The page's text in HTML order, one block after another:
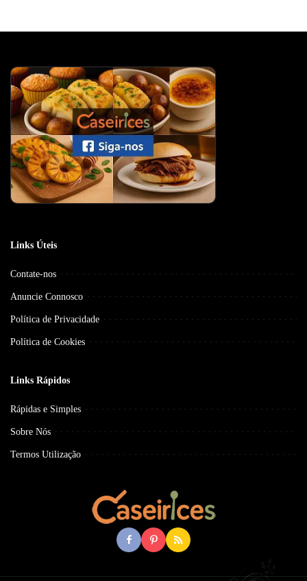
Links Úteis
Contate-nos
Anuncie Connosco
Política de Privacidade
Política de Cookies
Links Rápidos
Rápidas e Simples
Sobre Nós
Termos Utilização